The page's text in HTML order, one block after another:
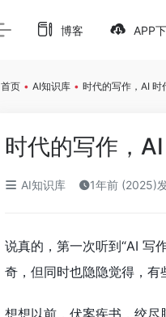
博客 APP
首页 • AI知识库 • 时代的写作，AI 时
时代的写作，
AI知识库 1年前 (2025)
说真的，第一次听到“AI 写
奇，但同时也隐隐觉得，有
想想以前，伏案疾书，绞尽